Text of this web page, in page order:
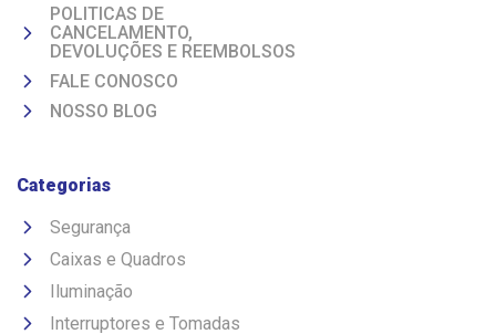
POLITICAS DE
CANCELAMENTO,
DEVOLUÇÕES E REEMBOLSOS
FALE CONOSCO
NOSSO BLOG
Categorias
Segurança
Caixas e Quadros
Iluminação
Interruptores e Tomadas